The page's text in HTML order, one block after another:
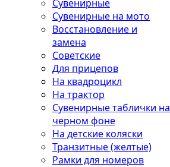
Сувенирные
Сувенирные на мото
Восстановление и
замена
Советские
Для прицепов
На квадроцикл
На трактор
Сувенирные таблички на
черном фоне
На детские коляски
Транзитные (желтые)
Рамки для номеров